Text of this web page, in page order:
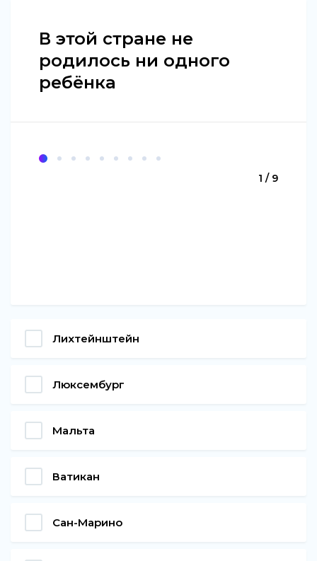
В этой стране не
родилось ни одного
ребёнка
1 / 9
Лихтейнштейн
Люксембург
Мальта
Ватикан
Сан-Марино